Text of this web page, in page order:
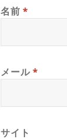
名前*
メール*
サイト